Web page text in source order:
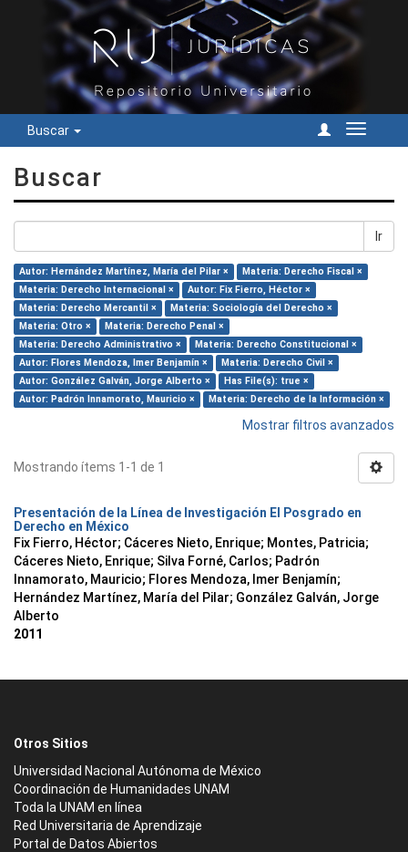
Buscar
Cambiar
Buscar
Ir
Autor: Hernández Martínez, María del Pilar ×
Materia: Derecho Fiscal ×
Materia: Derecho Internacional ×
Autor: Fix Fierro, Héctor ×
Materia: Derecho Mercantil ×
Materia: Sociología del Derecho ×
Materia: Otro ×
Materia: Derecho Penal ×
Materia: Derecho Administrativo ×
Materia: Derecho Constitucional ×
Autor: Flores Mendoza, Imer Benjamín ×
Materia: Derecho Civil ×
Autor: González Galván, Jorge Alberto ×
Has File(s): true ×
Autor: Padrón Innamorato, Mauricio ×
Materia: Derecho de la Información ×
Mostrar filtros avanzados
Mostrando ítems 1-1 de 1
Presentación de la Línea de Investigación El Posgrado en
Derecho en México
Fix Fierro, Héctor; Cáceres Nieto, Enrique; Montes, Patricia;
Cáceres Nieto, Enrique; Silva Forné, Carlos; Padrón
Innamorato, Mauricio; Flores Mendoza, Imer Benjamín;
Hernández Martínez, María del Pilar; González Galván, Jorge
Alberto
2011
Otros Sitios
Universidad Nacional Autónoma de México
Coordinación de Humanidades UNAM
Toda la UNAM en línea
Red Universitaria de Aprendizaje
Portal de Datos Abiertos